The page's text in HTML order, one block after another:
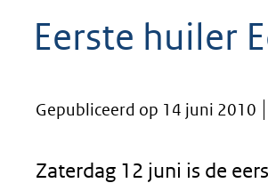
website
worden
Eerste huiler
Gepubliceerd op 14 juni 2010
Zaterdag 12 juni is de